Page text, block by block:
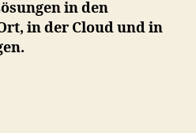
in den
in der Cloud und in